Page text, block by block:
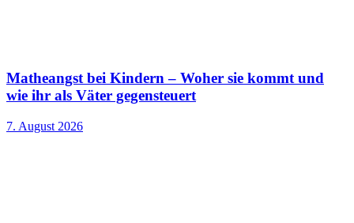
Matheangst bei Kindern – Woher sie kommt und
wie ihr als Väter gegensteuert
7. August 2026